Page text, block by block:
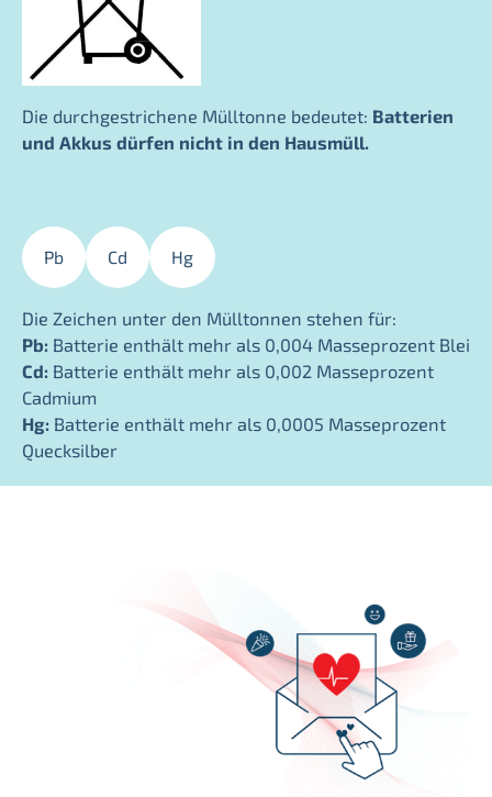
Die durchgestrichene Mülltonne bedeutet: Batterien
und Akkus dürfen nicht in den Hausmüll.
Pb Cd Hg
Die Zeichen unter den Mülltonnen stehen für:
Pb: Batterie enthält mehr als 0,004 Masseprozent Blei
Cd: Batterie enthält mehr als 0,002 Masseprozent
Cadmium
Hg: Batterie enthält mehr als 0,0005 Masseprozent
Quecksilber